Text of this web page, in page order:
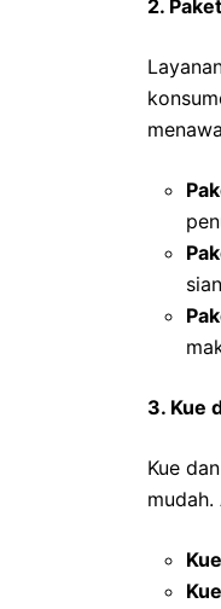
2.
3. Kue
Kue